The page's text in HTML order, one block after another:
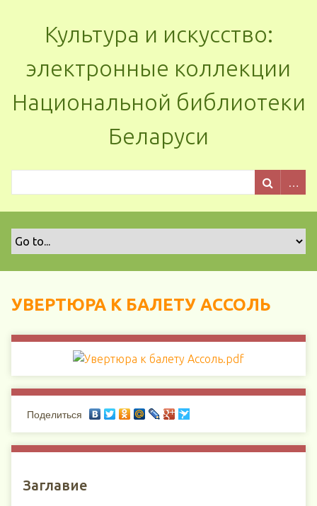
Культура и искусство:
электронные коллекции
Национальной библиотеки
Беларуси
УВЕРТЮРА К БАЛЕТУ АССОЛЬ
Поделиться
Заглавие